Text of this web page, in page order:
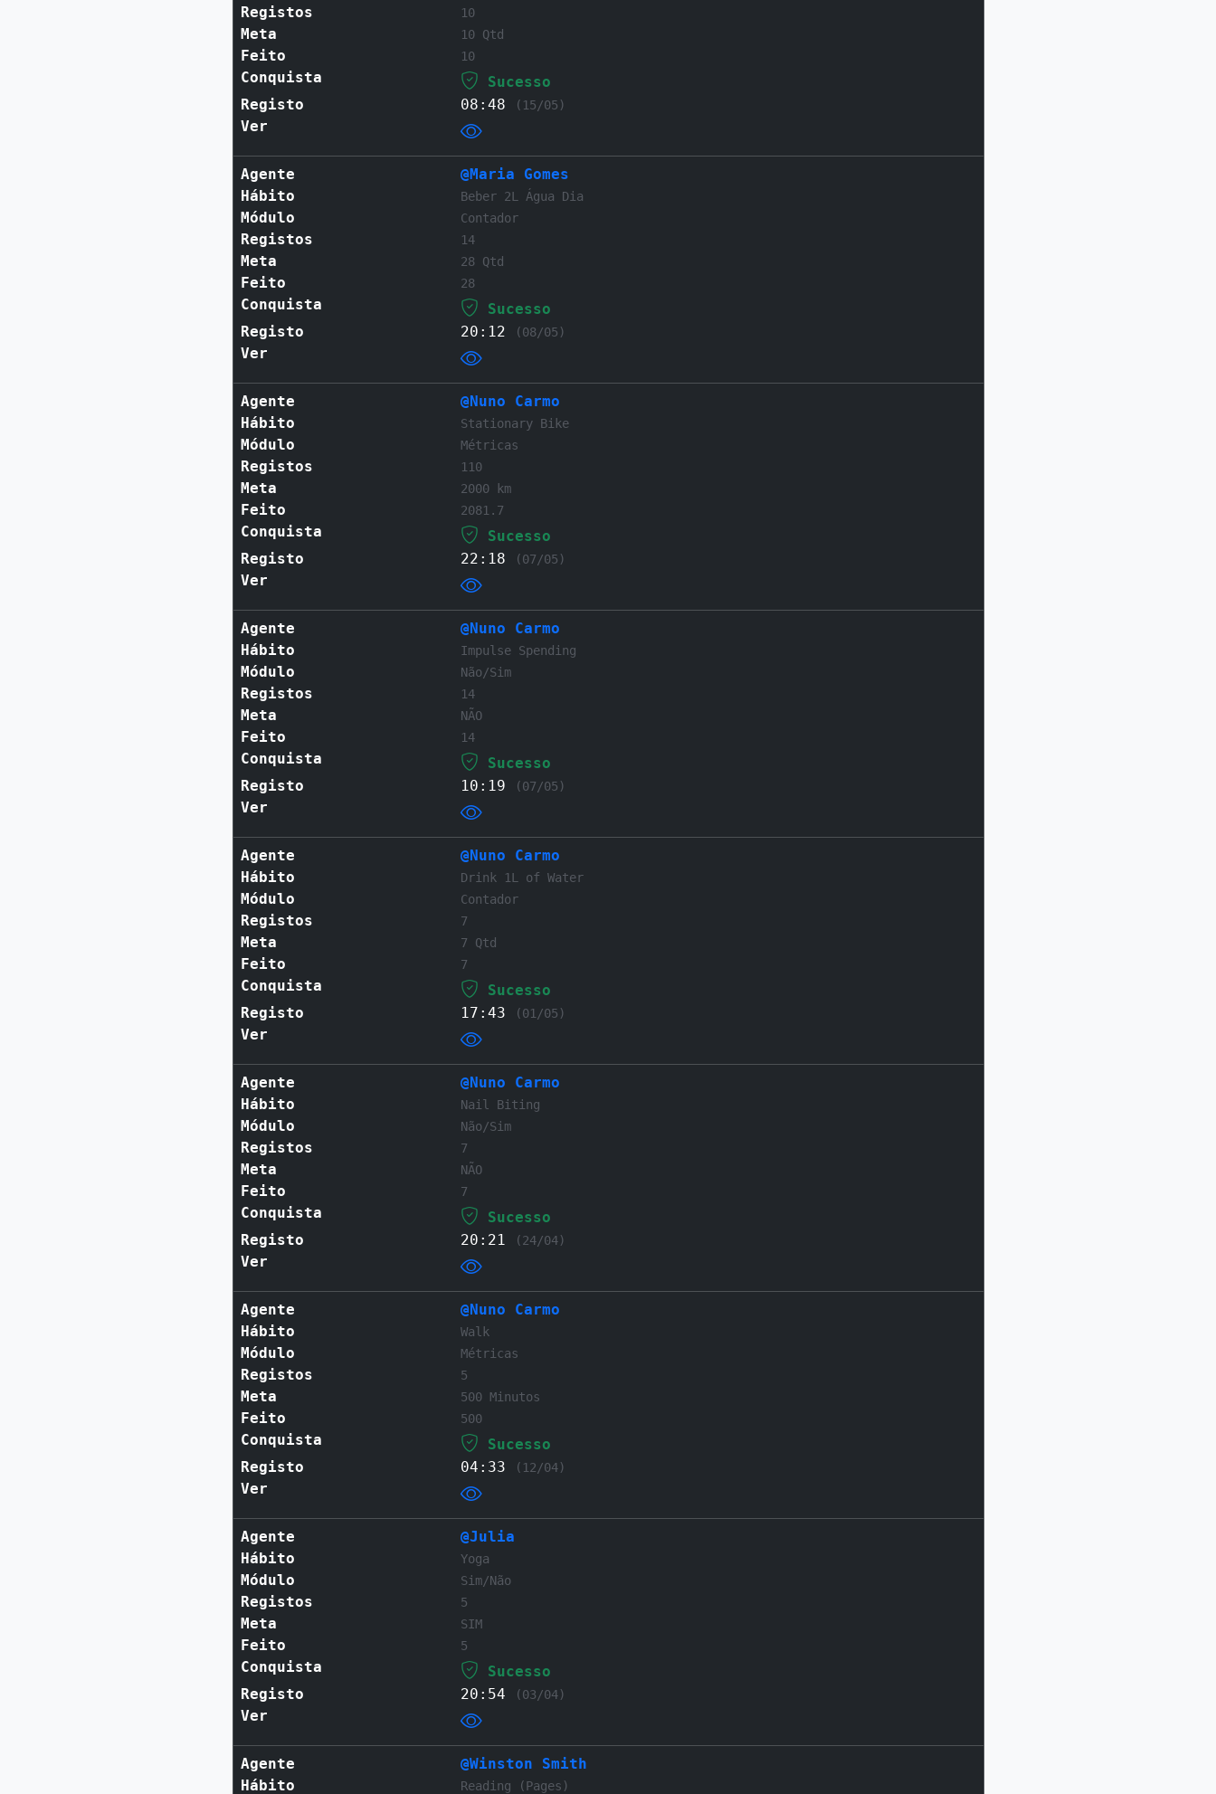
Registos 10
Meta 10 Qtd
Feito 10
Conquista
Sucesso
Registo
08:48 (15/05)
Ver
Agente
@Maria Gomes
Hábito
Beber 2L Água Dia
Módulo Contador
Registos 14
Meta 28 Qtd
Feito 28
Conquista
Sucesso
Registo
20:12 (08/05)
Ver
Agente
@Nuno Carmo
Hábito
Stationary Bike
Módulo Métricas
Registos 110
Meta 2000 km
Feito 2081.7
Conquista
Sucesso
Registo
22:18 (07/05)
Ver
Agente
@Nuno Carmo
Hábito
Impulse Spending
Módulo Não/Sim
Registos 14
Meta NÃO
Feito 14
Conquista
Sucesso
Registo
10:19 (07/05)
Ver
Agente
@Nuno Carmo
Hábito
Drink 1L of Water
Módulo Contador
Registos 7
Meta 7 Qtd
Feito 7
Conquista
Sucesso
Registo
17:43 (01/05)
Ver
Agente
@Nuno Carmo
Hábito
Nail Biting
Módulo Não/Sim
Registos 7
Meta NÃO
Feito 7
Conquista
Sucesso
Registo
20:21 (24/04)
Ver
Agente
@Nuno Carmo
Hábito
Walk
Módulo Métricas
Registos 5
Meta 500 Minutos
Feito 500
Conquista
Sucesso
Registo
04:33 (12/04)
Ver
Agente
@Julia
Hábito
Yoga
Módulo Sim/Não
Registos 5
Meta SIM
Feito 5
Conquista
Sucesso
Registo
20:54 (03/04)
Ver
Agente
@Winston Smith
Hábito
Reading (Pages)